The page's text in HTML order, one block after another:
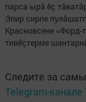
парса ырă ӗç
Эпир сирпе
Красновсене «Форд-
тивӗçтерме
Следите за
Telegram-канале